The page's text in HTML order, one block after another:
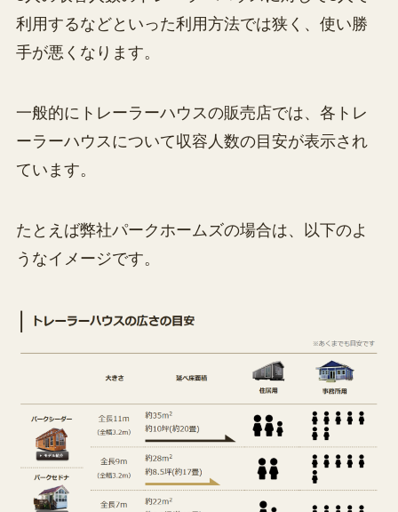
利用するなどといった利用方法では狭く、使い勝
手が悪くなります。
一般的にトレーラーハウスの販売店では、各トレ
ーラーハウスについて収容人数の目安が表示され
ています。
たとえば弊社パークホームズの場合は、以下のよ
うなイメージです。